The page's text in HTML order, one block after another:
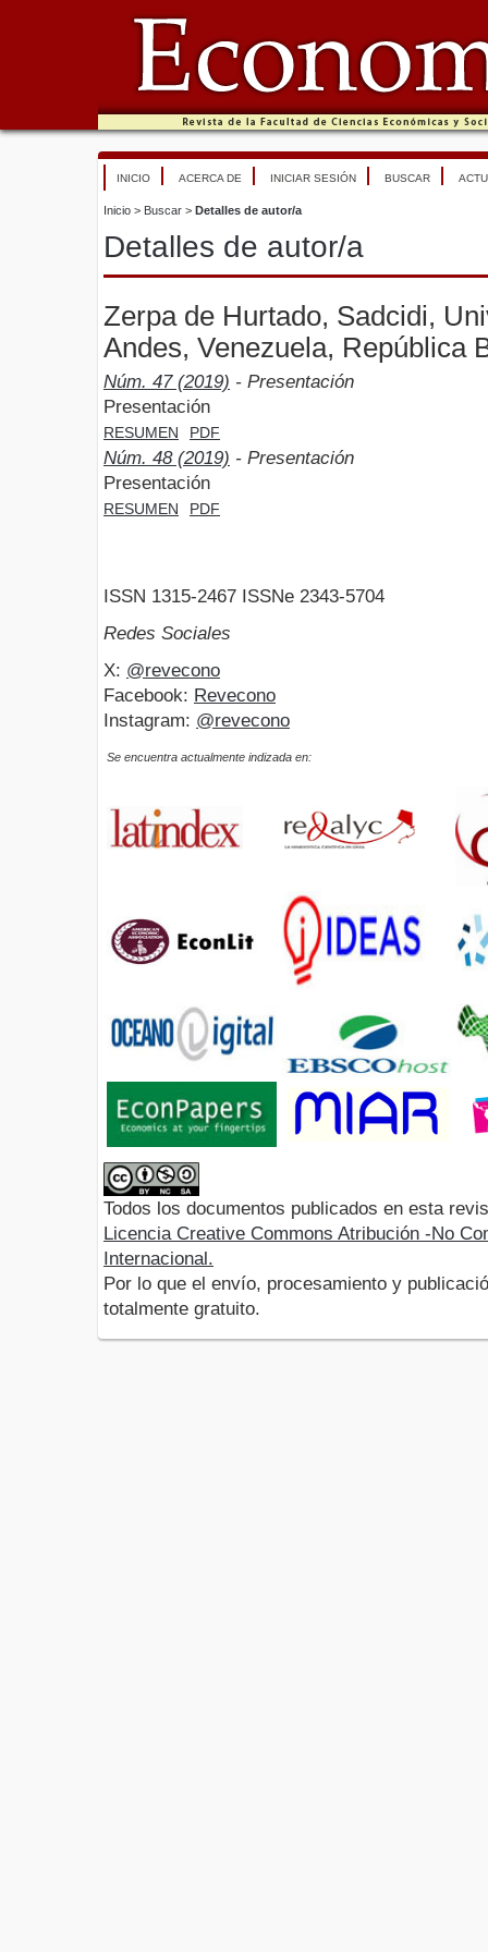
INICIO ACERCA DE INICIAR SESIÓN BUSCAR
Inicio > Buscar > Detalles de autor/a
Detalles de autor/a
Zerpa de Hurtado, Sadcidi,
Andes, Venezuela, República
Núm. 47 (2019) - Presentación
Presentación
RESUMEN PDF
Núm. 48 (2019) - Presentación
Presentación
RESUMEN PDF
ISSN 1315-2467 ISSNe 2343-5704
Redes Sociales
X: @revecono
Facebook: Revecono
Instagram: @revecono
Se encuentra actualmente indizada en:
Todos los documentos publicados en esta
Licencia Creative Commons Atribución -No
Internacional.
Por lo que el envío, procesamiento y
totalmente gratuito.